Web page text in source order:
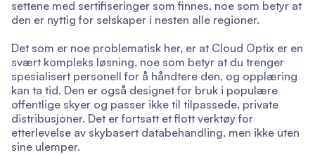
settene med sertifiseringer som finnes, noe som betyr at
den er nyttig for selskaper i nesten alle regioner.
Det som er noe problematisk her, er at Cloud Optix er en
svært kompleks løsning, noe som betyr at du trenger
spesialisert personell for å håndtere den, og opplæring
kan ta tid. Den er også designet for bruk i populære
offentlige skyer og passer ikke til tilpassede, private
distribusjoner. Det er fortsatt et flott verktøy for
etterlevelse av skybasert databehandling, men ikke uten
sine ulemper.